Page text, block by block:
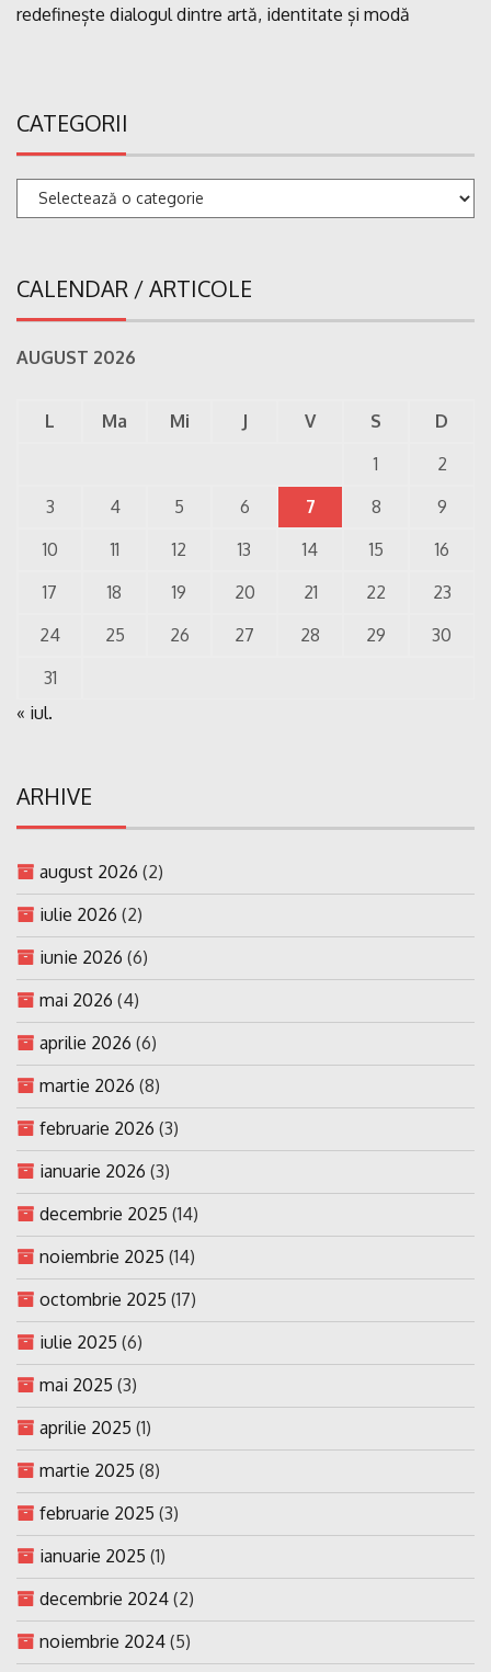
redefinește dialogul dintre artă, identitate și modă
CATEGORII
Categorii
CALENDAR / ARTICOLE
AUGUST 2026
L Ma Mi J V S
D
1
2
3
4 5 6 7 8
9
10
11 12 13 14 15
16
17
18 19 20 21 22
23
24
25 26 27 28 29
30
31
« iul.
ARHIVE
august 2026 (2)
iulie 2026 (2)
iunie 2026 (6)
mai 2026 (4)
aprilie 2026 (6)
martie 2026 (8)
februarie 2026 (3)
ianuarie 2026 (3)
decembrie 2025 (14)
noiembrie 2025 (14)
octombrie 2025 (17)
iulie 2025 (6)
mai 2025 (3)
aprilie 2025 (1)
martie 2025 (8)
februarie 2025 (3)
ianuarie 2025 (1)
decembrie 2024 (2)
noiembrie 2024 (5)